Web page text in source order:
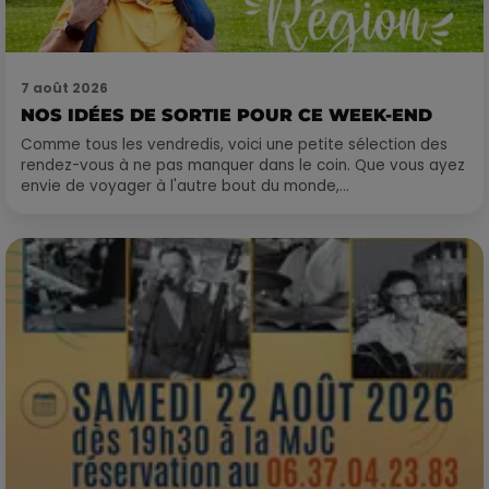
7 août 2026
NOS IDÉES DE SORTIE POUR CE WEEK-END
Comme tous les vendredis, voici une petite sélection des
rendez-vous à ne pas manquer dans le coin. Que vous ayez
envie de voyager à l'autre bout du monde,...